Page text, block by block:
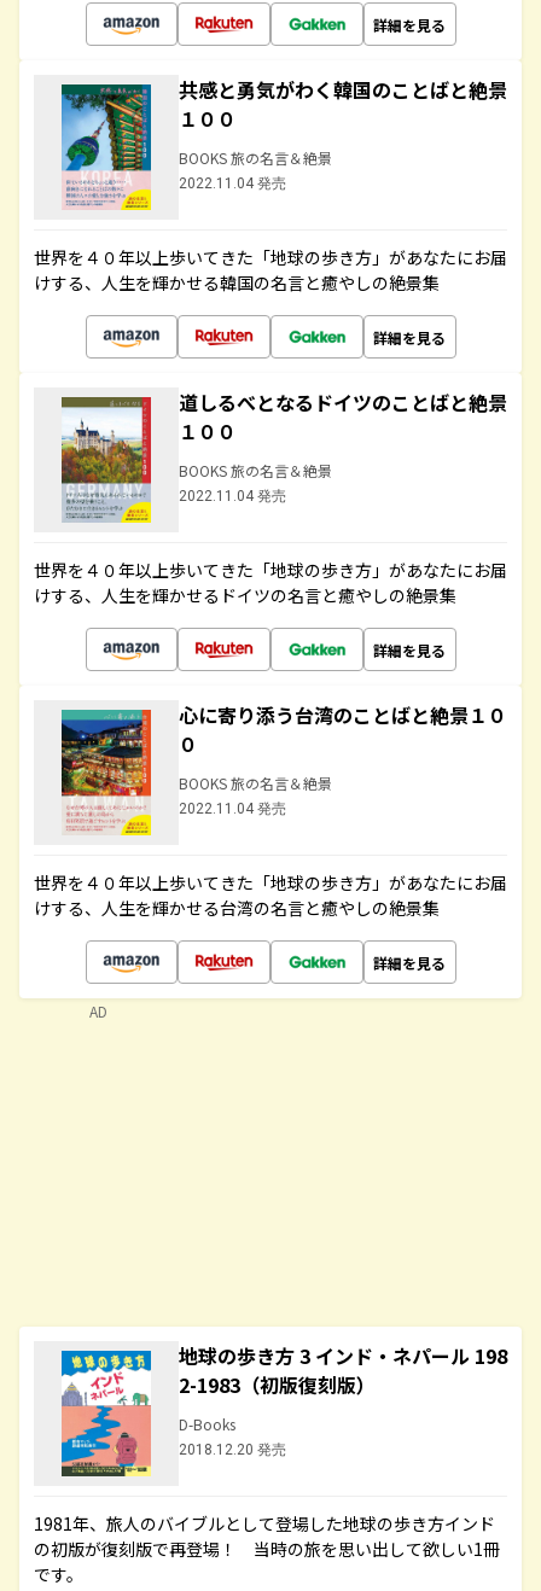
詳細を見る
共感と勇気がわく韓国のことばと絶景
１００
BOOKS 旅の名言＆絶景
2022.11.04 発売
世界を４０年以上歩いてきた「地球の歩き方」があなたにお届
けする、人生を輝かせる韓国の名言と癒やしの絶景集
詳細を見る
道しるべとなるドイツのことばと絶景
１００
BOOKS 旅の名言＆絶景
2022.11.04 発売
世界を４０年以上歩いてきた「地球の歩き方」があなたにお届
けする、人生を輝かせるドイツの名言と癒やしの絶景集
詳細を見る
心に寄り添う台湾のことばと絶景１０
０
BOOKS 旅の名言＆絶景
2022.11.04 発売
世界を４０年以上歩いてきた「地球の歩き方」があなたにお届
けする、人生を輝かせる台湾の名言と癒やしの絶景集
詳細を見る
地球の歩き方 3 インド・ネパール 198
2-1983（初版復刻版）
D-Books
2018.12.20 発売
1981年、旅人のバイブルとして登場した地球の歩き方インド
の初版が復刻版で再登場！ 当時の旅を思い出して欲しい1冊
です。
AD